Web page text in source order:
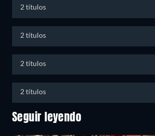
2 títulos
2 títulos
2 títulos
2 títulos
Seguir leyendo